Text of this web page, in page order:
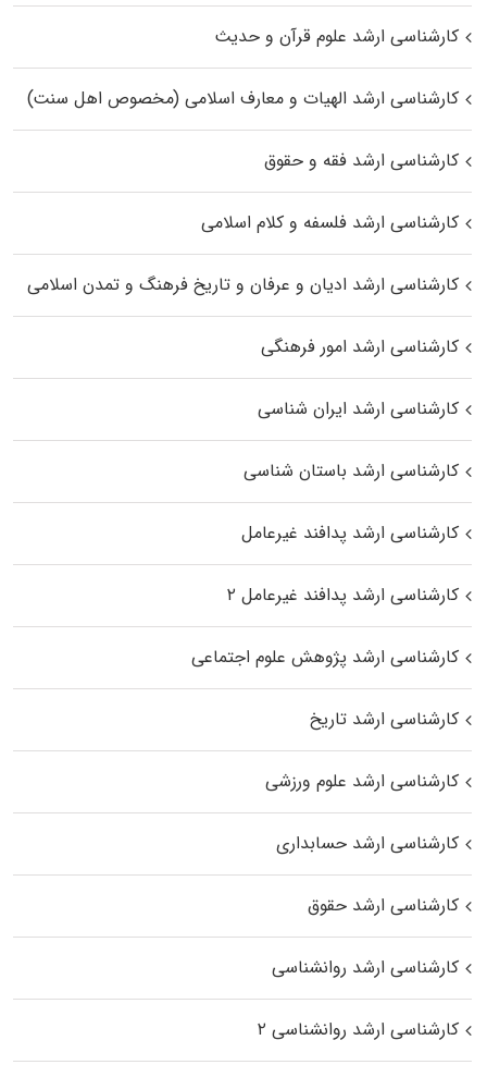
کارشناسی ارشد علوم قرآن و حدیث
کارشناسی ارشد الهیات و معارف اسلامی (مخصوص اهل سنت)
کارشناسی ارشد فقه و حقوق
کارشناسی ارشد فلسفه و کلام اسلامی
کارشناسی ارشد ادیان و عرفان و تاریخ فرهنگ و تمدن اسلامی
کارشناسی ارشد امور فرهنگی
کارشناسی ارشد ایران شناسی
کارشناسی ارشد باستان شناسی
کارشناسی ارشد پدافند غیرعامل
کارشناسی ارشد پدافند غیرعامل ۲
کارشناسی ارشد پژوهش علوم اجتماعی
کارشناسی ارشد تاریخ
کارشناسی ارشد علوم ورزشی
کارشناسی ارشد حسابداری
کارشناسی ارشد حقوق
کارشناسی ارشد روانشناسی
کارشناسی ارشد روانشناسی ۲